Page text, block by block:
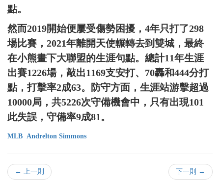
點。
然而2019開始便屢受傷勢困擾，4年只打了298
場比賽，2021年離開天使輾轉去到雙城，最終
在小熊畫下大聯盟的生涯句點。總計11年生涯
出賽1226場，敲出1169支安打、70轟和444分打
點，打擊率2成63。防守方面，生涯站游擊超過
10000局，共5226次守備機會中，只有出現101
此失誤，守備率9成81。
MLB Andrelton Simmons
← 上一則 下一則 →